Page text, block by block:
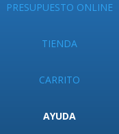
PRESUPUESTO ONLINE
TIENDA
CARRITO
AYUDA